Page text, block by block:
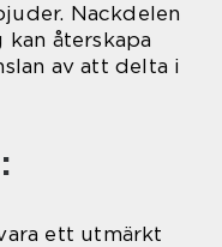
Nackdelen
återskapa
av att delta i
ett utmärkt